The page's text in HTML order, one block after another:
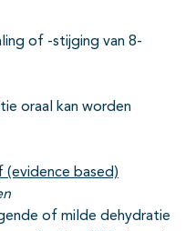
of -stijging van 8-
oraal kan worden
(evidence based)
of milde dehydratie